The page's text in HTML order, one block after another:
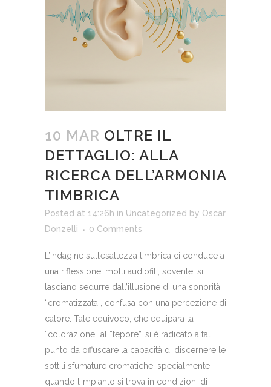
10 MAR OLTRE IL
DETTAGLIO: ALLA
RICERCA DELL’ARMONIA
TIMBRICA
Posted at 14:26h in Uncategorized by Oscar
Donzelli
0 Comments
L’indagine sull’esattezza timbrica ci conduce a
una riflessione: molti audiofili, sovente, si
lasciano sedurre dall’illusione di una sonorità
“cromatizzata”, confusa con una percezione di
calore. Tale equivoco, che equipara la
“colorazione” al “tepore”, si è radicato a tal
punto da offuscare la capacità di discernere le
sottili sfumature cromatiche, specialmente
quando l’impianto si trova in condizioni di